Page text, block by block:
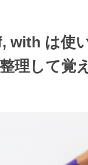
with は使
理して覚